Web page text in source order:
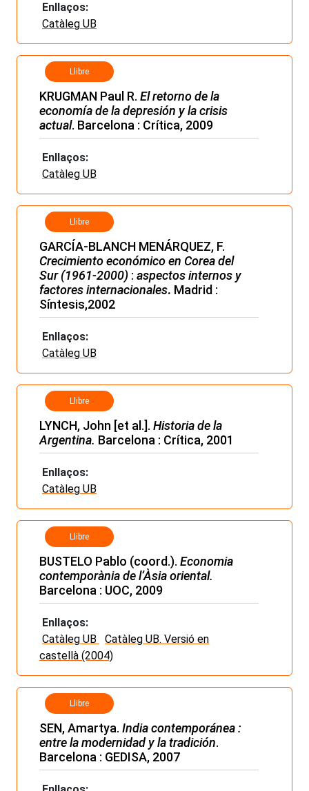
Enllaços:
Catàleg UB
Llibre
KRUGMAN Paul R. El retorno de la
economía de la depresión y la crisis
actual. Barcelona : Crítica, 2009
Enllaços:
Catàleg UB
Llibre
GARCÍA-BLANCH MENÁRQUEZ, F.
Crecimiento económico en Corea del
Sur (1961-2000) : aspectos internos y
factores internacionales. Madrid :
Síntesis,2002
Enllaços:
Catàleg UB
Llibre
LYNCH, John [et al.]. Historia de la
Argentina. Barcelona : Crítica, 2001
Enllaços:
Catàleg UB
Llibre
BUSTELO Pablo (coord.). Economia
contemporània de l’Àsia oriental.
Barcelona : UOC, 2009
Enllaços:
Catàleg UB
Catàleg UB. Versió en
castellà (2004)
Llibre
SEN, Amartya. India contemporánea :
entre la modernidad y la tradición.
Barcelona : GEDISA, 2007